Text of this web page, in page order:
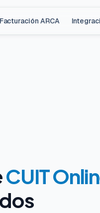
Facturación ARCA
CUIT